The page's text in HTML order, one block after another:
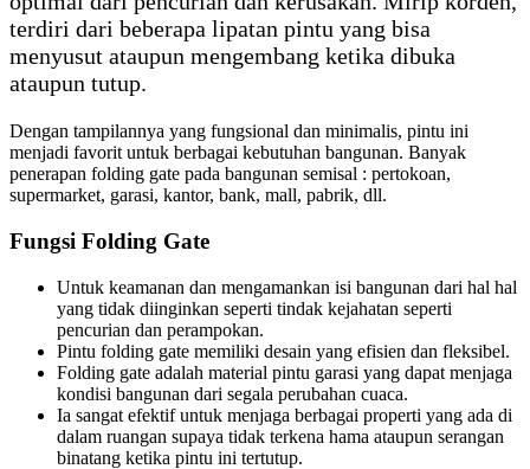
terdiri dari beberapa lipatan pintu yang bisa
menyusut ataupun mengembang ketika dibuka
ataupun tutup.
Dengan tampilannya yang fungsional dan minimalis, pintu ini
menjadi favorit untuk berbagai kebutuhan bangunan. Banyak
penerapan folding gate pada bangunan semisal : pertokoan,
supermarket, garasi, kantor, bank, mall, pabrik, dll.
Fungsi Folding Gate
Untuk keamanan dan mengamankan isi bangunan dari hal hal
yang tidak diinginkan seperti tindak kejahatan seperti
pencurian dan perampokan.
Pintu folding gate memiliki desain yang efisien dan fleksibel.
Folding gate adalah material pintu garasi yang dapat menjaga
kondisi bangunan dari segala perubahan cuaca.
Ia sangat efektif untuk menjaga berbagai properti yang ada di
dalam ruangan supaya tidak terkena hama ataupun serangan
binatang ketika pintu ini tertutup.